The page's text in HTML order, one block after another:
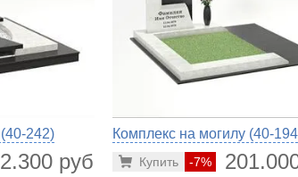
242)
руб.
Комплекс на могилу (40-
-7%
Купить